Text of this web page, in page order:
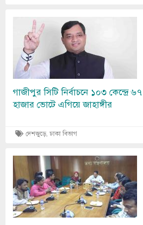
Image
গাজীপুর সিটি নির্বাচনে ১০৩ কেন্দ্রে ৬৭
হাজার ভোটে এগিয়ে জাহাঙ্গীর
দেশজুড়ে, ঢাকা বিভাগ
Image